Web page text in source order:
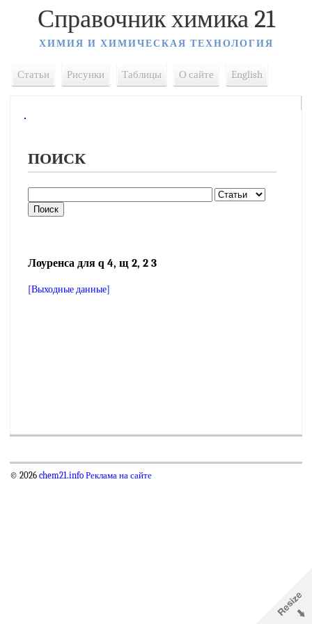
Справочник химика 21
ХИМИЯ И ХИМИЧЕСКАЯ ТЕХНОЛОГИЯ
Статьи Рисунки Таблицы О сайте English
ПОИСК
Лоуренса для q 4, щ 2, 2 3
[Выходные данные]
© 2026 chem21.info Реклама на сайте